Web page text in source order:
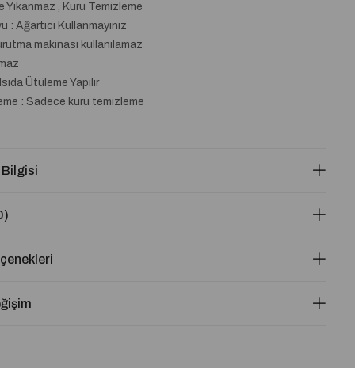
Yıkanmaz , Kuru Temizleme
: Ağartıcı Kullanmayınız
makinası kullanılamaz
Ütüleme Yapılır
: Sadece kuru temizleme
Bilgisi